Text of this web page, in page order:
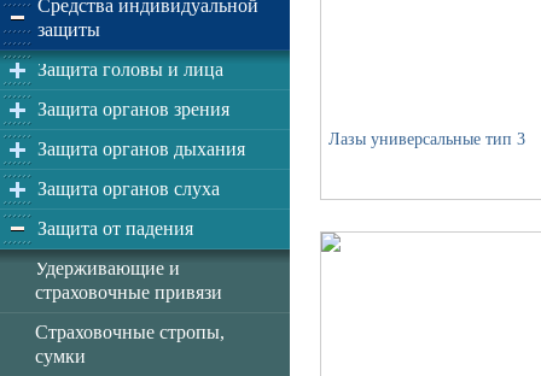
Средства индивидуальной
защиты
Защита головы и лица
Защита органов зрения
Защита органов дыхания
Защита органов слуха
Защита от падения
Удерживающие и
страховочные привязи
Страховочные стропы,
сумки
Лазы универсальные тип 3